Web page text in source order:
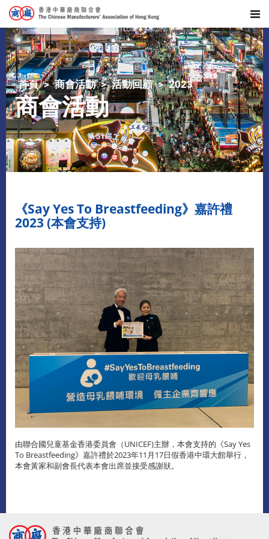
首頁 商會活動 活動回顧 2023
商會活動
《Say Yes To Breastfeeding》嘉許禮
2023 (本會支持)
由聯合國兒童基金香港委員會（UNICEF)主辦，本會支持的《Say Yes
To Breastfeeding》嘉許禮於2023年11月17日假香港中環大館舉行，
本會黃家和副會長代表本會出席並接受感謝狀。